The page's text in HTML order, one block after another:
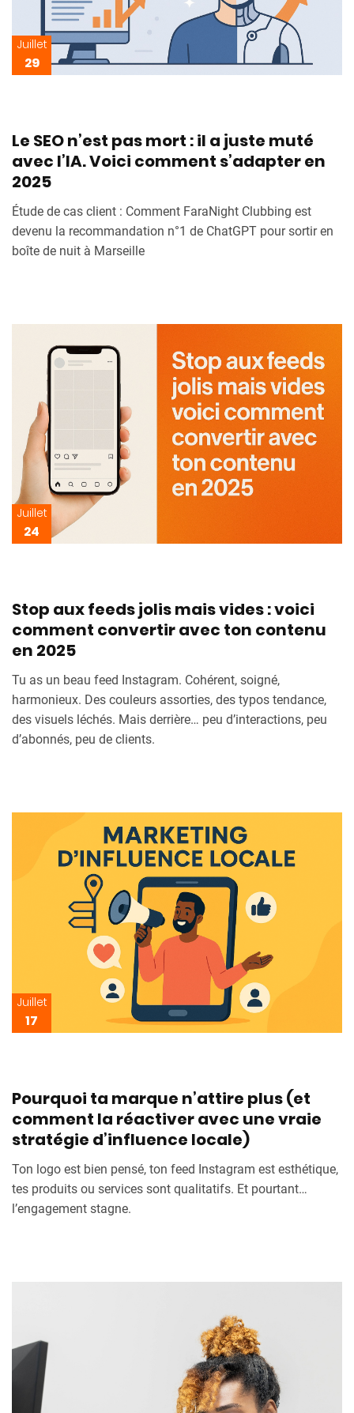
Juillet
29
Le SEO n’est pas mort : il a juste muté
avec l’IA. Voici comment s’adapter en
2025
Étude de cas client : Comment FaraNight Clubbing est
devenu la recommandation n°1 de ChatGPT pour sortir en
boîte de nuit à Marseille
Juillet
24
Stop aux feeds jolis mais vides : voici
comment convertir avec ton contenu
en 2025
Tu as un beau feed Instagram. Cohérent, soigné,
harmonieux. Des couleurs assorties, des typos tendance,
des visuels léchés. Mais derrière… peu d’interactions, peu
d’abonnés, peu de clients.
Juillet
17
Pourquoi ta marque n’attire plus (et
comment la réactiver avec une vraie
stratégie d’influence locale)
Ton logo est bien pensé, ton feed Instagram est esthétique,
tes produits ou services sont qualitatifs. Et pourtant…
l’engagement stagne.